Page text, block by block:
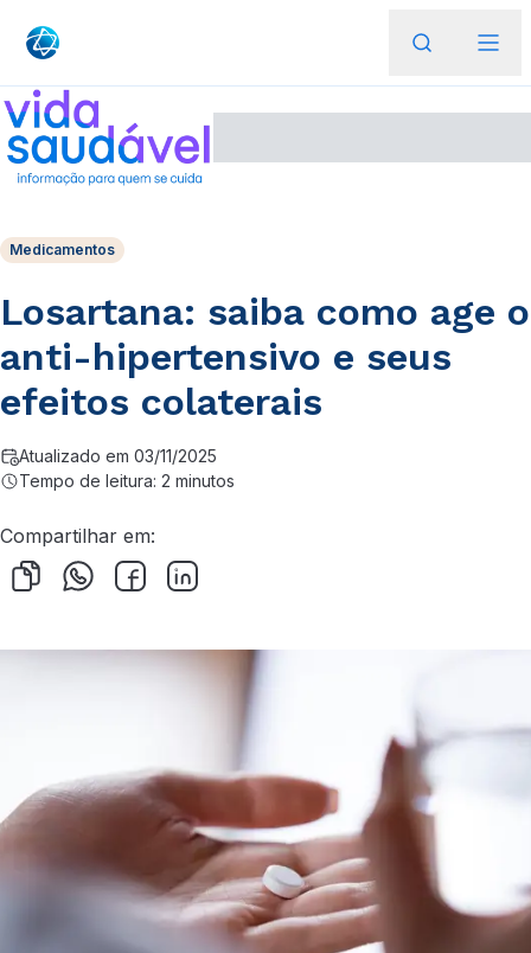
Medicamentos
Losartana: saiba como age o
anti-hipertensivo e seus
efeitos colaterais
Atualizado em 03/11/2025
Tempo de leitura: 2 minutos
Compartilhar em: